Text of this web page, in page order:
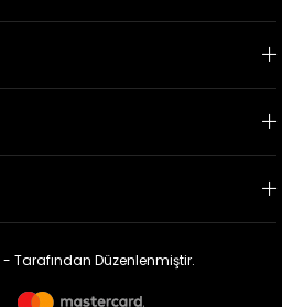
- Tarafından Düzenlenmiştir.